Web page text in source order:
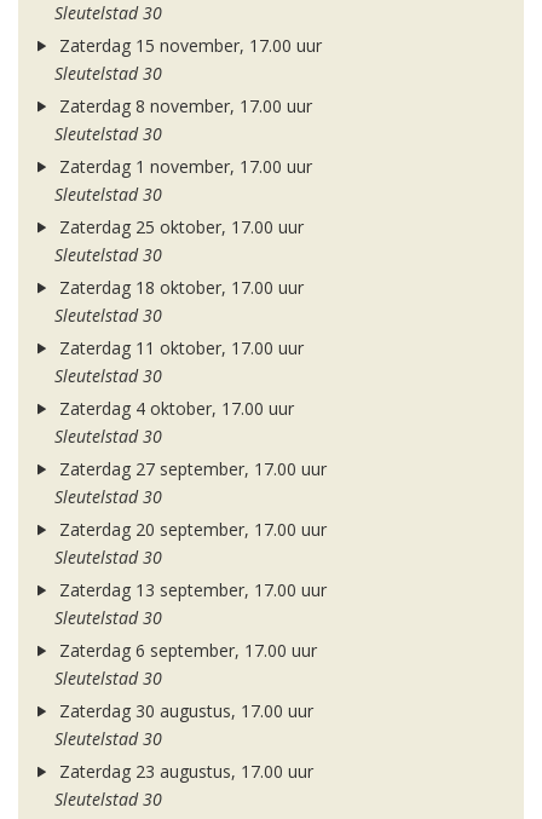
Sleutelstad 30
Zaterdag 15 november, 17.00 uur
Sleutelstad 30
Zaterdag 8 november, 17.00 uur
Sleutelstad 30
Zaterdag 1 november, 17.00 uur
Sleutelstad 30
Zaterdag 25 oktober, 17.00 uur
Sleutelstad 30
Zaterdag 18 oktober, 17.00 uur
Sleutelstad 30
Zaterdag 11 oktober, 17.00 uur
Sleutelstad 30
Zaterdag 4 oktober, 17.00 uur
Sleutelstad 30
Zaterdag 27 september, 17.00 uur
Sleutelstad 30
Zaterdag 20 september, 17.00 uur
Sleutelstad 30
Zaterdag 13 september, 17.00 uur
Sleutelstad 30
Zaterdag 6 september, 17.00 uur
Sleutelstad 30
Zaterdag 30 augustus, 17.00 uur
Sleutelstad 30
Zaterdag 23 augustus, 17.00 uur
Sleutelstad 30